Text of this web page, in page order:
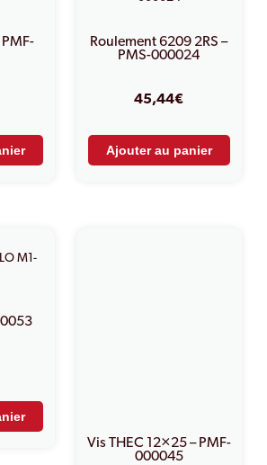
Roulement 6209 2RS –
PMS-000024
45,44€
Ajouter au panier
Vis THEC 12×25 – PMF-
000045